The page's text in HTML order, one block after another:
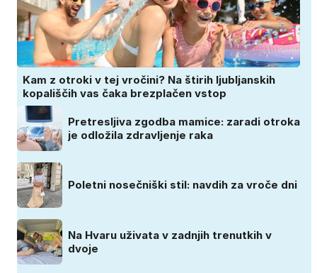
Kam z otroki v tej vročini? Na štirih ljubljanskih
kopališčih vas čaka brezplačen vstop
Pretresljiva zgodba mamice: zaradi otroka
je odložila zdravljenje raka
Poletni nosečniški stil: navdih za vroče dni
Na Hvaru uživata v zadnjih trenutkih v
dvoje